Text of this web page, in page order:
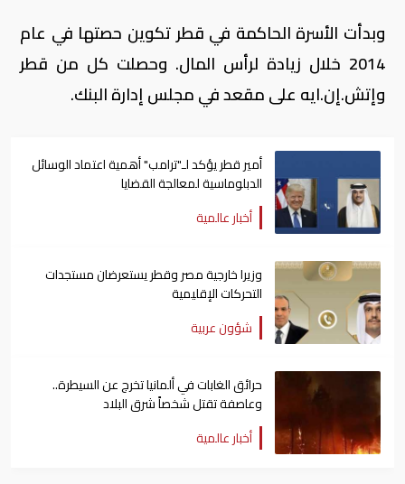
وبدأت الأسرة الحاكمة في قطر تكوين حصتها في عام
2014 خلال زيادة لرأس المال. وحصلت كل من قطر
وإتش.إن.ايه على مقعد في مجلس إدارة البنك.
أمير قطر يؤكد لـ"ترامب" أهمية اعتماد الوسائل
الدبلوماسية لمعالجة القضايا
أخبار عالمية
وزيرا خارجية مصر وقطر يستعرضان مستجدات
التحركات الإقليمية
شؤون عربية
حرائق الغابات في ألمانيا تخرج عن السيطرة..
وعاصفة تقتل شخصاً شرق البلاد
أخبار عالمية